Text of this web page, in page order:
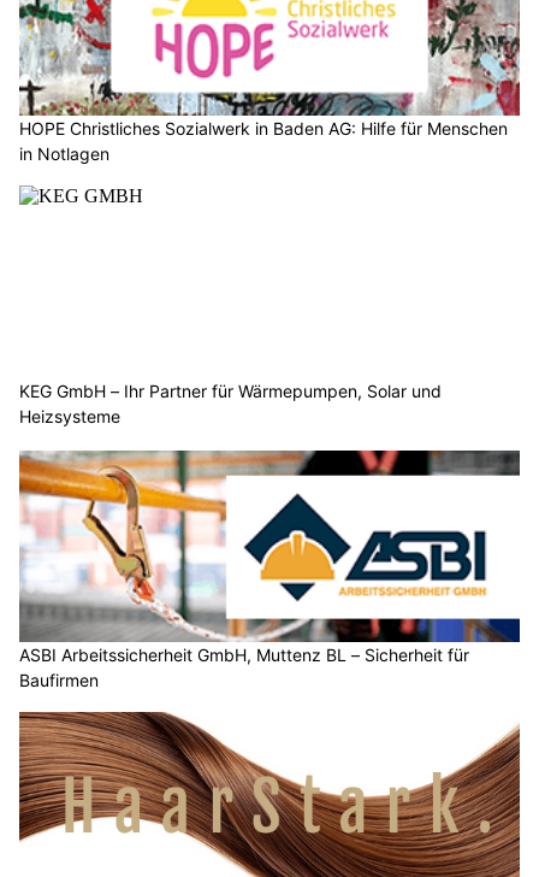
HOPE Christliches Sozialwerk in Baden AG: Hilfe für Menschen
in Notlagen
KEG GmbH – Ihr Partner für Wärmepumpen, Solar und
Heizsysteme
ASBI Arbeitssicherheit GmbH, Muttenz BL – Sicherheit für
Baufirmen